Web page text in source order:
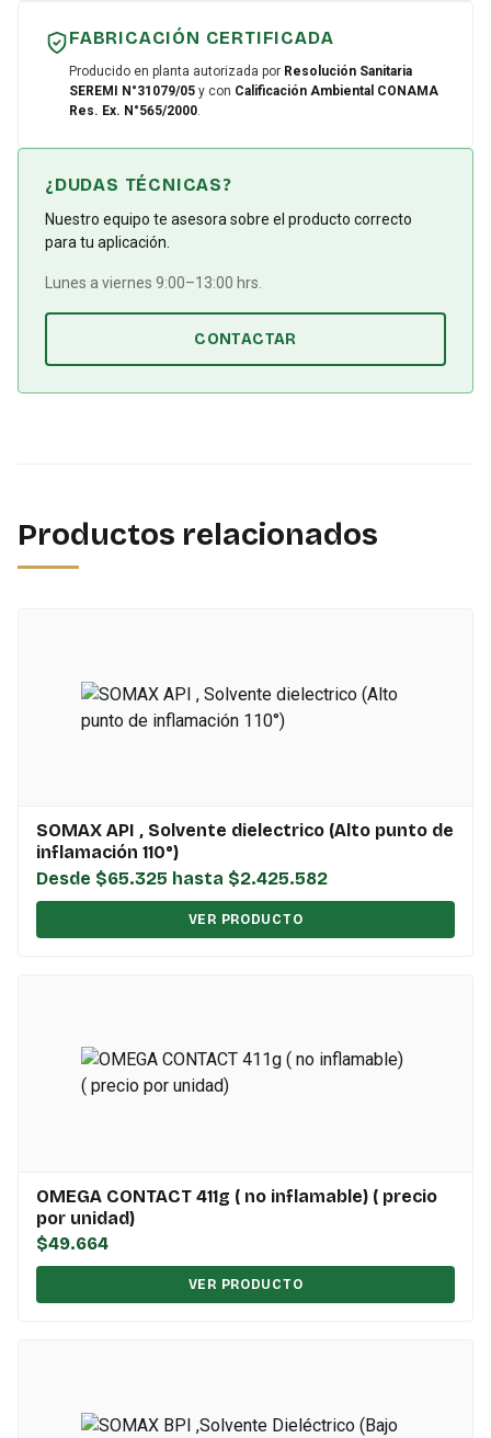
FABRICACIÓN CERTIFICADA
Producido en planta autorizada por Resolución Sanitaria
SEREMI N°31079/05 y con Calificación Ambiental CONAMA
Res. Ex. N°565/2000.
¿DUDAS TÉCNICAS?
Nuestro equipo te asesora sobre el producto correcto
para tu aplicación.
Lunes a viernes 9:00–13:00 hrs.
CONTACTAR
Productos relacionados
SOMAX API , Solvente dielectrico (Alto punto de
inflamación 110°)
Desde $65.325 hasta $2.425.582
VER PRODUCTO
OMEGA CONTACT 411g ( no inflamable) ( precio
por unidad)
$49.664
VER PRODUCTO